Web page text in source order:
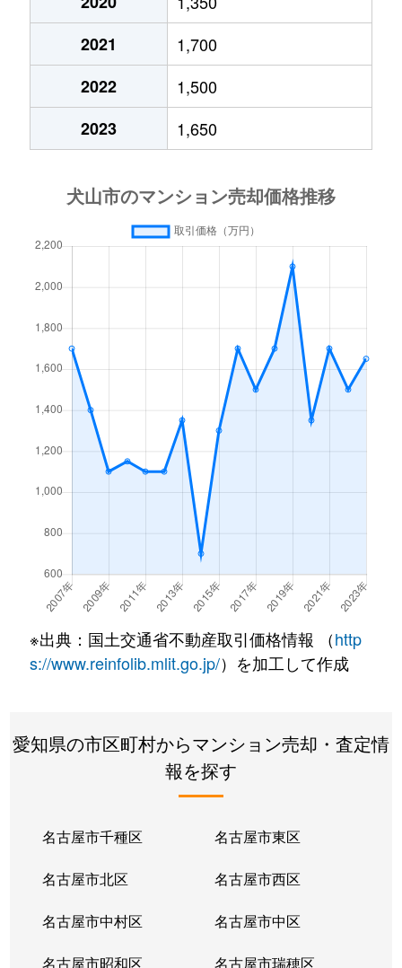
2021
1,700
2022
1,500
2023
1,650
※出典：国土交通省不動産取引価格情報 （http
s://www.reinfolib.mlit.go.jp/）を加工して作成
愛知県の市区町村からマンション売却・査定情
報を探す
名古屋市千種区 名古屋市東区
名古屋市北区 名古屋市西区
名古屋市中村区 名古屋市中区
名古屋市昭和区 名古屋市瑞穂区